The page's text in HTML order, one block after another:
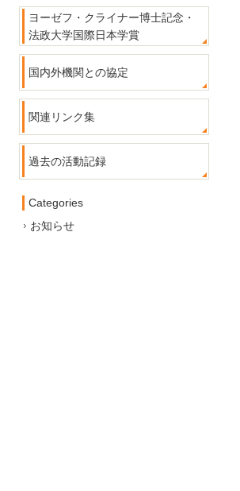
ヨーゼフ・クライナー博士記念・
法政大学国際日本学賞
国内外機関との協定
関連リンク集
過去の活動記録
Categories
お知らせ